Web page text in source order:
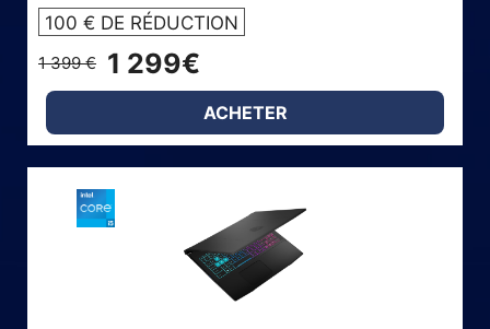
100 € DE RÉDUCTION
1 399 € 1 299€
ACHETER